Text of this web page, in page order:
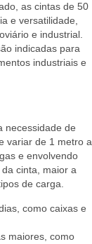
as cintas de 50
e versatilidade,
e industrial.
indicadas para
industriais e
necessidade de
variar de 1 metro a
e envolvendo
cinta, maior a
de carga.
como caixas e
maiores, como